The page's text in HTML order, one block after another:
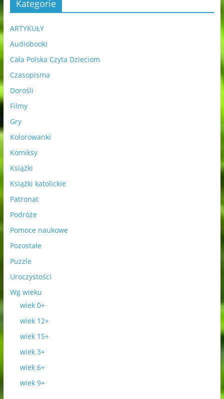
Kategorie
ARTYKUŁY
Audiobooki
Cała Polska Czyta Dzieciom
Czasopisma
Dorośli
Filmy
Gry
Kolorowanki
Komiksy
Książki
Książki katolickie
Patronat
Podróże
Pomoce naukowe
Pozostałe
Puzzle
Uroczystości
Wg wieku
wiek 0+
wiek 12+
wiek 15+
wiek 3+
wiek 6+
wiek 9+